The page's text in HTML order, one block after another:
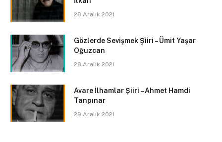
28 Aralık 2021
Gözlerde Sevişmek Şiiri – Ümit Yaşar
Oğuzcan
28 Aralık 2021
Avare İlhamlar Şiiri – Ahmet Hamdi
Tanpınar
29 Aralık 2021